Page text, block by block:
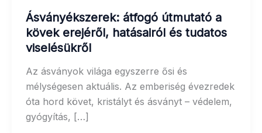
Ásványékszerek: átfogó útmutató a
kövek erejéről, hatásairól és tudatos
viselésükről
Az ásványok világa egyszerre ősi és
mélységesen aktuális. Az emberiség évezredek
óta hord követ, kristályt és ásványt – védelem,
gyógyítás, […]